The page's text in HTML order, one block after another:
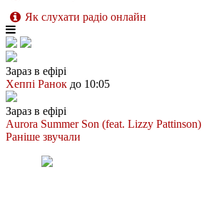
Як слухати радіо онлайн
Зараз в ефірі
Хеппі Ранок до 10:05
Зараз в ефірі
Aurora Summer Son (feat. Lizzy Pattinson)
Раніше звучали